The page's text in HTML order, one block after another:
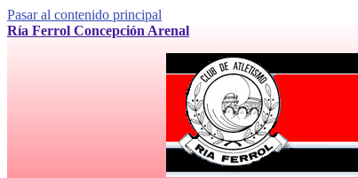
Pasar al contenido principal
Ría Ferrol Concepción Arenal